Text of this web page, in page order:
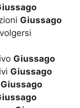
Giussago
Giussago
Giussago
Giussago